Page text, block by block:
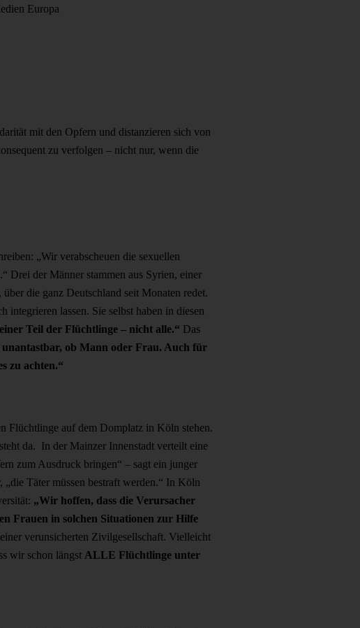
Europa
mit den Opfern und distanzieren sich von
zu verfolgen – nicht nur, wenn die
„Wir verabscheuen die sexuellen
Drei der Männer stammen aus Syrien, einer
die ganz Deutschland seit Monaten redet.
lassen. Sie selbst haben in diesen
Teil der Flüchtlinge – nicht alle.“ Das
ob Mann oder Frau. Auch für
zu achten.“
Flüchtlinge auf dem Domplatz in Köln stehen.
da. In der Mainzer Innenstadt verteilt eine
zum Ausdruck bringen“ – sagt ein junger
Täter müssen bestraft werden.“ In Köln
„Wir hoffen, dass die Verursacher
Frauen in solchen Situationen zur Hilfe
verunsicherten Zivilgesellschaft. Vielleicht
wir schon längst ALLE Flüchtlinge unter